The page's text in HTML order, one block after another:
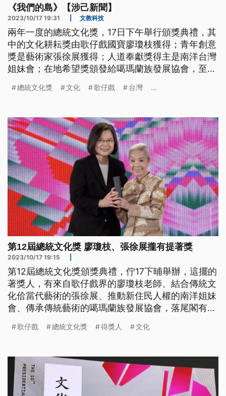
《我們的島》【涉己新聞】
2023/10/17 19:31 文教科技
兩年一度的總統文化獎，17日下午舉行頒獎典禮，其
中的文化耕耘獎由歌仔戲國寶廖瓊枝獲得；青年創意
獎是藝術家張徐展獲得；人道奉獻獎得主是南洋台灣
姐妹會；在地希望獎頒發給噶瑪蘭族發展協會，至於
總統文化獎 文化 歌仔戲 台灣 ...
第12屆總統文化獎 廖瓊枝、張徐展攏有提著獎
2023/10/17 19:15
第12屆總統文化獎頒獎典禮，佇17下晡舉辦，這擺的
著獎人，有來自歌仔戲界的廖瓊枝老師、結合傳統文
化佮當代藝術的張徐展、推動新住民人權的南洋姐妹
會、傳承傳統藝術的噶瑪蘭族發展協會，落尾閣有20
tshuā觀眾朋友來看in對文化的貢獻。（此則新聞標
歌仔戲 總統文化獎 得獎人 文化